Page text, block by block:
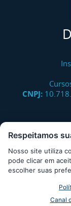
CNPJ:
Verifique a
Desde 2009 -
Respeitamos
Nosso site utiliza
pode clicar em
escolher suas
Canal